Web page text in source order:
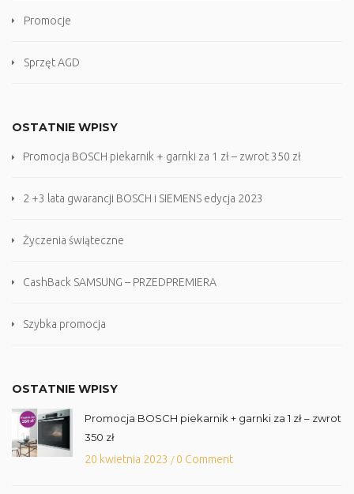
Promocje
Sprzęt AGD
OSTATNIE WPISY
Promocja BOSCH piekarnik + garnki za 1 zł – zwrot 350 zł
2 +3 lata gwarancji BOSCH i SIEMENS edycja 2023
Życzenia świąteczne
CashBack SAMSUNG – PRZEDPREMIERA
Szybka promocja
OSTATNIE WPISY
Promocja BOSCH piekarnik + garnki za 1 zł – zwrot
350 zł
20 kwietnia 2023 /0 Comment